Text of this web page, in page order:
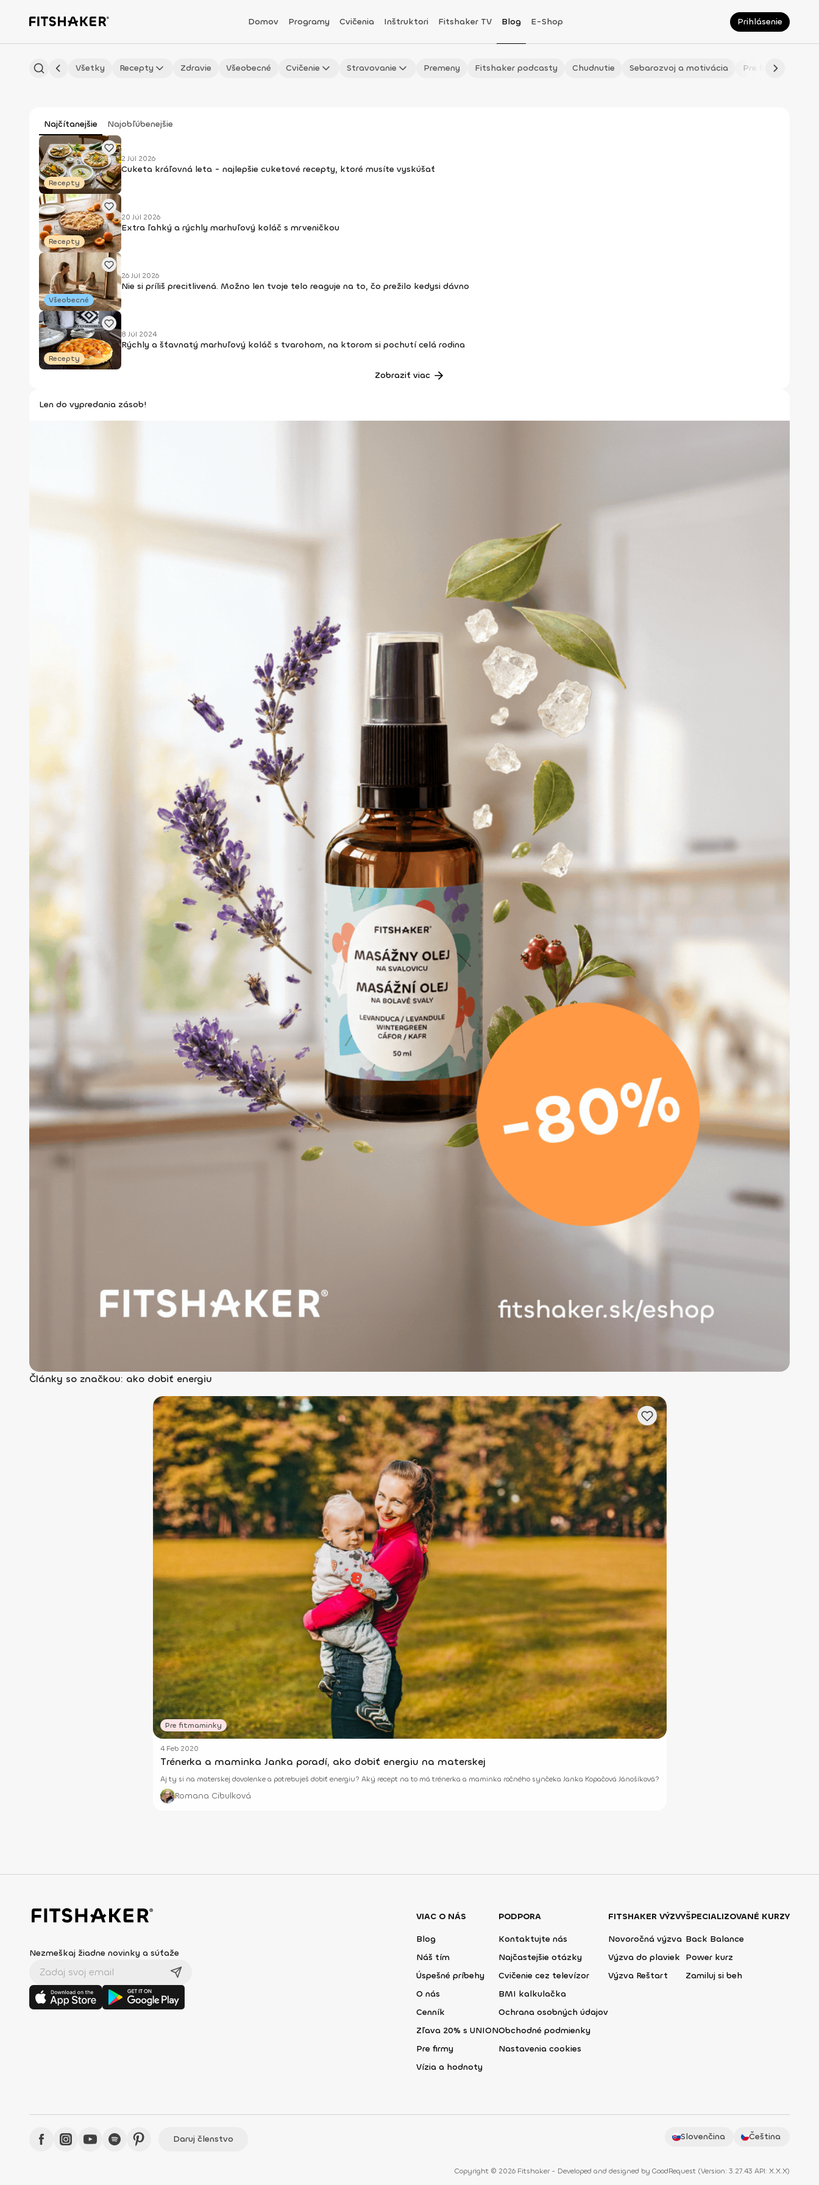
Domov Programy Cvičenia Inštruktori Fitshaker TV Blog E-Shop Prihlásenie
Všetky Recepty Zdravie Všeobecné Cvičenie Stravovanie Premeny Fitshaker podcasty Chudnutie Sebarozvoj a motivácia Pre fitmaminky
Najčítanejšie Najobľúbenejšie
Recepty
2 Júl 2026
Cuketa kráľovná leta - najlepšie cuketové recepty, ktoré musíte vyskúšať
Recepty
20 Júl 2026
Extra ľahký a rýchly marhuľový koláč s mrveničkou
Všeobecné
26 Júl 2026
Nie si príliš precitlivená. Možno len tvoje telo reaguje na to, čo prežilo kedysi dávno
Recepty
8 Júl 2024
Rýchly a šťavnatý marhuľový koláč s tvarohom, na ktorom si pochutí celá rodina
Zobraziť viac
Len do vypredania zásob!
Články so značkou: ako dobiť energiu
Pre fitmaminky
4 Feb 2020
Trénerka a maminka Janka poradí, ako dobiť energiu na materskej
Aj ty si na materskej dovolenke a potrebuješ dobiť energiu? Aký recept na to má trénerka a maminka ročného synčeka Janka Kopačová Jánošíková?
Romana Cibulková
Nezmeškaj žiadne novinky a súťaže
VIAC O NÁS
Blog
Náš tím
Úspešné príbehy
O nás
Cenník
Zľava 20% s UNION
Pre firmy
Vízia a hodnoty
PODPORA
Kontaktujte nás
Najčastejšie otázky
Cvičenie cez televízor
BMI kalkulačka
Ochrana osobných údajov
Obchodné podmienky
Nastavenia cookies
FITSHAKER VÝZVY
Novoročná výzva
Výzva do plaviek
Výzva Reštart
ŠPECIALIZOVANÉ KURZY
Back Balance
Power kurz
Zamiluj si beh
Daruj členstvo Slovenčina Čeština
Copyright © 2026 Fitshaker - Developed and designed by GoodRequest (Version: 3.27.43 API: X.X.X)